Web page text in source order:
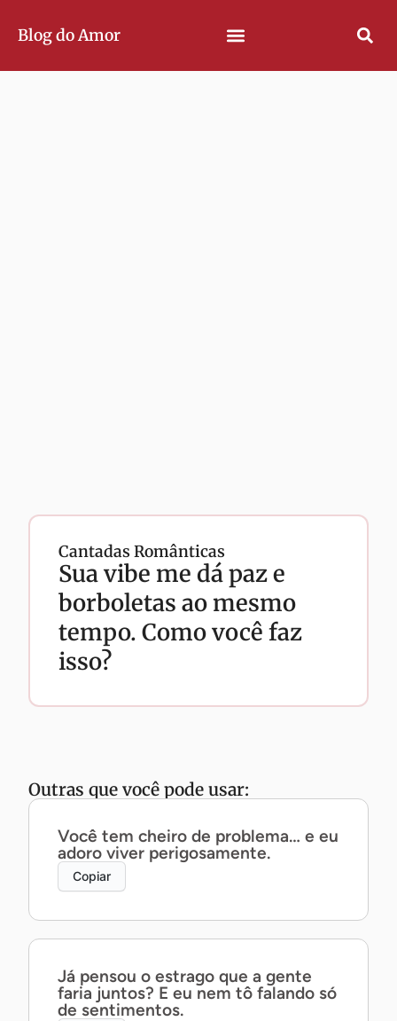
Blog do Amor
Cantadas Românticas
Sua vibe me dá paz e
borboletas ao mesmo
tempo. Como você faz
isso?
Outras que você pode usar:
Você tem cheiro de problema… e eu
adoro viver perigosamente.
Copiar
Já pensou o estrago que a gente
faria juntos? E eu nem tô falando só
de sentimentos.